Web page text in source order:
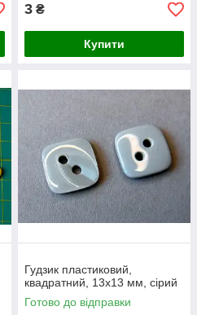
3 ₴
Купити
Гудзик пластиковий,
квадратний, 13х13 мм, сірий
Готово до відправки